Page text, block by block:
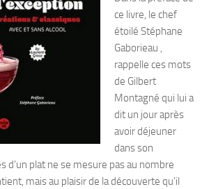
ce livre, le chef
étoilé Stéphane
Gaborieau ,
rappelle ces mots
de Gilbert
Montagné qui lui a
dit un jour après
avoir déjeuner
dans son
d’un plat ne se mesure pas au nombre
mais au plaisir de la découverte qu’il